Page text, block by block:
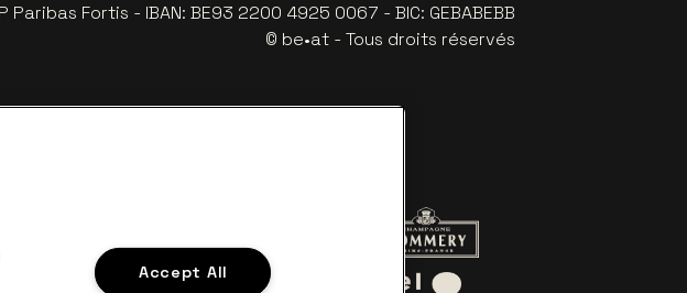
Paribas Fortis - IBAN: BE93 2200 4925 0067 - BIC: GEBABEBB
© be•at - Tous droits réservés
de Coca-Cola
Visitez le site de Red Bull
Visitez le site de Le logo de AperolVisitez le site de Champagne
Accept All